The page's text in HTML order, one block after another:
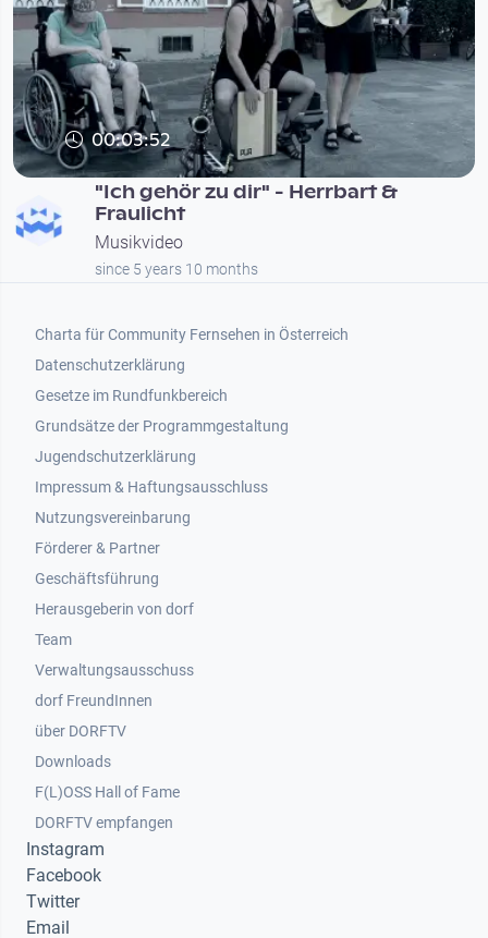
00:03:52
"Ich gehör zu dir" - Herrbart &
Fraulicht
Musikvideo
since 5 years 10 months
Footer 1
Charta für Community Fernsehen in Österreich
Datenschutzerklärung
Gesetze im Rundfunkbereich
Grundsätze der Programmgestaltung
Jugendschutzerklärung
Impressum & Haftungsausschluss
Nutzungsvereinbarung
Footer 2
Förderer & Partner
Geschäftsführung
Herausgeberin von dorf
Team
Verwaltungsausschuss
dorf FreundInnen
Footer 3
über DORFTV
Downloads
F(L)OSS Hall of Fame
Footer 4
DORFTV empfangen
Instagram
Facebook
Twitter
Email